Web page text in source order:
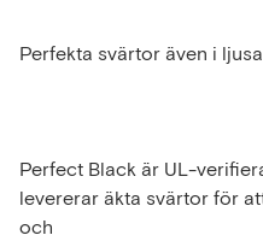
Perfekta svärtor även i
Perfect Black är UL-
levererar äkta svärtor för
och